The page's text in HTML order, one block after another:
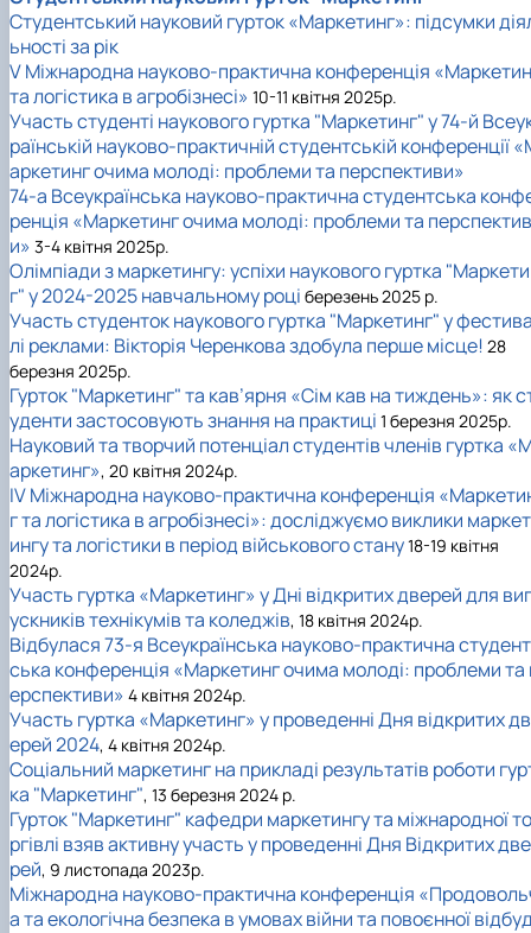
Студентський науковий гурток «Маркетинг»: підсумки
ьності за рік
V Міжнародна науково-практична конференція
та логістика в агробізнесі» 10-11 квітня 2025р.
Участь студенті наукового гуртка "Маркетинг" у 74-й
раїнській науково-практичній студентській конференції
аркетинг очима молоді: проблеми та перспективи»
74-а Всеукраїнська науково-практична студентська
ренція «Маркетинг очима молоді: проблеми та перспектив
и» 3-4 квітня 2025р.
Олімпіади з маркетингу: успіхи наукового гуртка
г" у 2024-2025 навчальному році березень 2025 р.
Участь студенток наукового гуртка "Маркетинг" у
лі реклами: Вікторія Черенкова здобула перше місце! 28
березня 2025р.
Гурток "Маркетинг" та кав’ярня «Сім кав на тиждень»: як
уденти застосовують знання на практиці 1 березня 2025р.
Науковий та творчий потенціал студентів членів гуртка
аркетинг», 20 квітня 2024р.
IV Міжнародна науково-практична конференція
г та логістика в агробізнесі»: досліджуємо виклики маркет
ингу та логістики в період військового стану18-19 квітня
2024р.
Участь гуртка «Маркетинг» у Дні відкритих дверей для
ускників технікумів та коледжів, 18 квітня 2024р.
Відбулася 73-я Всеукраїнська науково-практична студент
ська конференція «Маркетинг очима молоді: проблеми та
ерспективи» 4 квітня 2024р.
Участь гуртка «Маркетинг» у проведенні Дня відкритих дв
ерей 2024, 4 квітня 2024р.
Соціальний маркетинг на прикладі результатів роботи
ка "Маркетинг", 13 березня 2024 р.
Гурток "Маркетинг" кафедри маркетингу та міжнародної то
ргівлі взяв активну участь у проведенні Дня Відкритих две
рей, 9 листопада 2023р.
Міжнародна науково-практична конференція
а та екологічна безпека в умовах війни та повоєнної